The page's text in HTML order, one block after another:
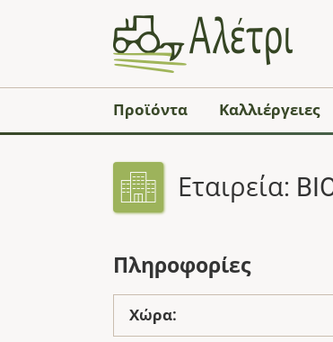
Προϊόντα Καλλιέργειες
Εταιρεία:
Πληροφορίες
Χώρα: